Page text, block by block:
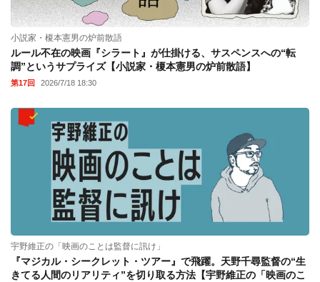
小説家・榎本憲男の炉前散語
ルール不在の映画『シラート』が仕掛ける、サスペンスへの“転
調”というサプライズ【小説家・榎本憲男の炉前散語】
第17回 2026/7/18 18:30
宇野維正の「映画のことは監督に訊け」
『マジカル・シークレット・ツアー』で飛躍。天野千尋監督の“生
きてる人間のリアリティ”を切り取る方法【宇野維正の「映画のこ